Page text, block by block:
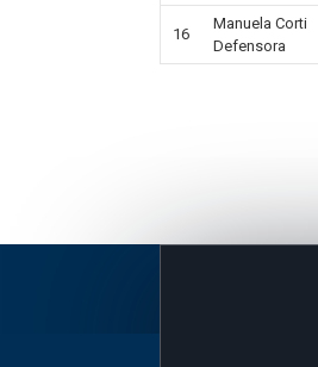
16
Manuela Corti
Defensora